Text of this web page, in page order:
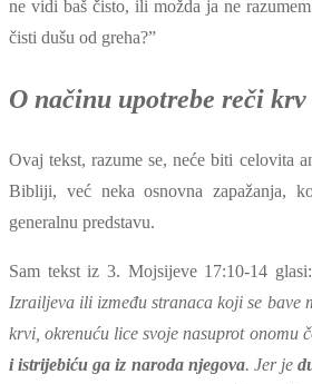
ne vidi baš čisto, ili možda ja ne
čisti dušu od greha?”
O načinu upotrebe reči
Ovaj tekst, razume se, neće biti celovita
Bibliji, već neka osnovna zapažanja,
generalnu predstavu.
Sam tekst iz 3. Mojsijeve 17:10-14
Izrailjeva ili između stranaca koji se bave
krvi, okrenuću lice svoje nasuprot onomu
i istrijebiću ga iz naroda njegova. Jer je